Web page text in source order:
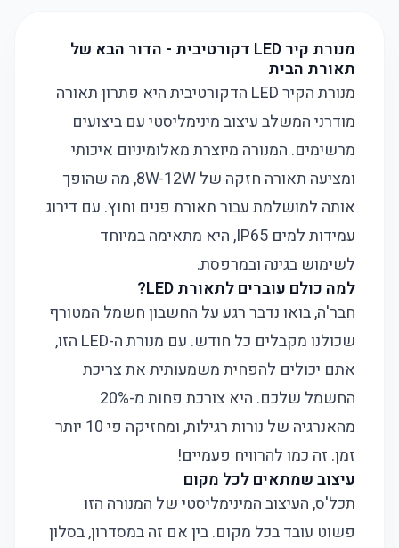
מנורת קיר LED דקורטיבית - הדור הבא של
תאורת הבית
מנורת הקיר LED הדקורטיבית היא פתרון תאורה
מודרני המשלב עיצוב מינימליסטי עם ביצועים
מרשימים. המנורה מיוצרת מאלומיניום איכותי
ומציעה תאורה חזקה של 8W-12W, מה שהופך
אותה למושלמת עבור תאורת פנים וחוץ. עם דירוג
עמידות למים IP65, היא מתאימה במיוחד
לשימוש בגינה ובמרפסת.
למה כולם עוברים לתאורת LED?
חבר'ה, בואו נדבר רגע על החשבון חשמל המטורף
שכולנו מקבלים כל חודש. עם מנורת ה-LED הזו,
אתם יכולים להפחית משמעותית את צריכת
החשמל שלכם. היא צורכת פחות מ-20%
מהאנרגיה של נורות רגילות, ומחזיקה פי 10 יותר
זמן. זה כמו להרוויח פעמיים!
עיצוב שמתאים לכל מקום
תכל'ס, העיצוב המינימליסטי של המנורה הזו
פשוט עובד בכל מקום. בין אם זה במסדרון, בסלון